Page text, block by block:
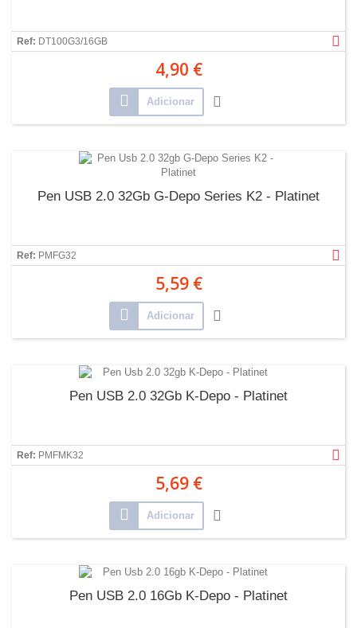
Ref: DT100G3/16GB
4,90 €
Adicionar
Pen USB 2.0 32Gb G-Depo Series K2 - Platinet
Ref: PMFG32
5,59 €
Adicionar
Pen USB 2.0 32Gb K-Depo - Platinet
Ref: PMFMK32
5,69 €
Adicionar
Pen USB 2.0 16Gb K-Depo - Platinet